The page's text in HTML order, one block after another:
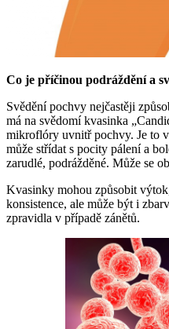
Co je příčinou podráždění a
Svědění pochvy nejčastěji
má na svědomí kvasinka
mikroflóry uvnitř pochvy. Je to
může střídat s pocity pálení a
zarudlé, podrážděné. Může se
Kvasinky mohou způsobit
konsistence, ale může být i
zpravidla v případě zánětů.